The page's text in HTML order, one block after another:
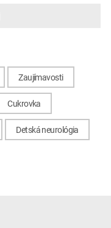
Zaujímavosti
Cukrovka
Detská neurológia